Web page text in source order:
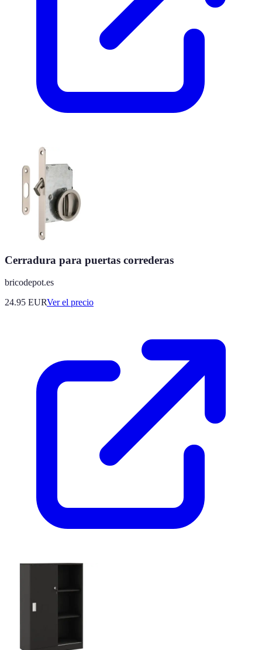
Cerradura para puertas correderas
bricodepot.es
24.95 EURVer el precio